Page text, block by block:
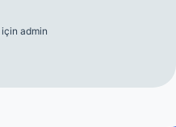
için admin